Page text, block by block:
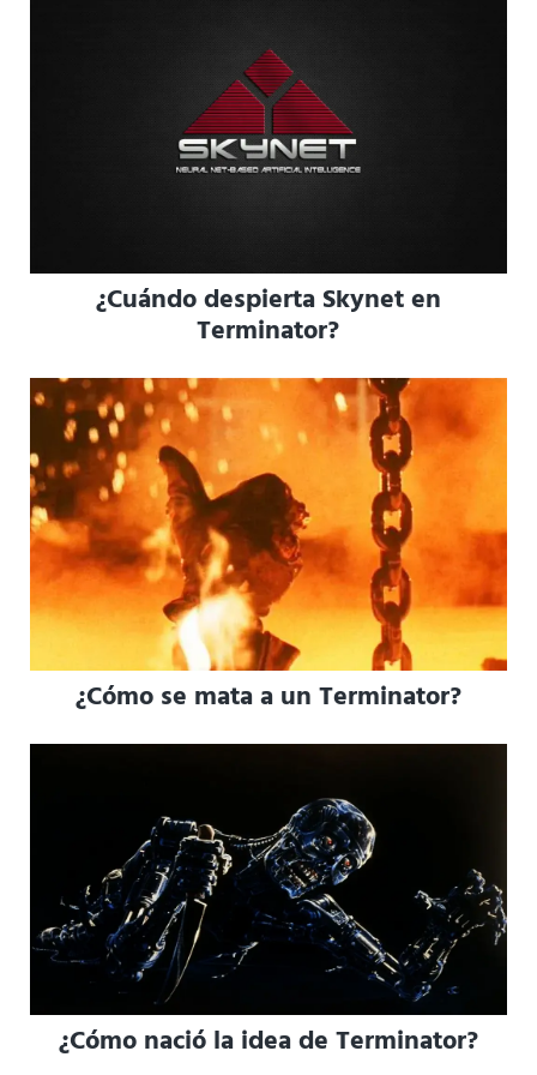
¿Cuándo despierta Skynet en
Terminator?
¿Cómo se mata a un Terminator?
¿Cómo nació la idea de Terminator?